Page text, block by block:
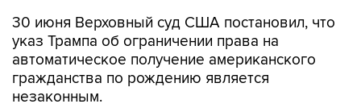
30 июня Верховный суд США постановил, что
указ Трампа об ограничении права на
автоматическое получение американского
гражданства по рождению является
незаконным.